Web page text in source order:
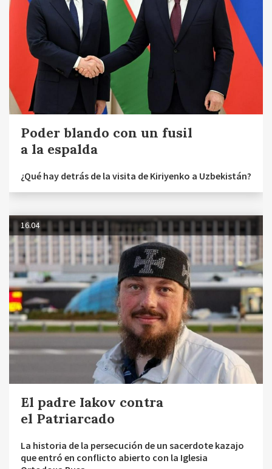
Poder blando con un fusil
a la espalda
¿Qué hay detrás de la visita de Kiriyenko a Uzbekistán?
16.04
El padre Iakov contra
el Patriarcado
La historia de la persecución de un sacerdote kazajo
que entró en conflicto abierto con la Iglesia